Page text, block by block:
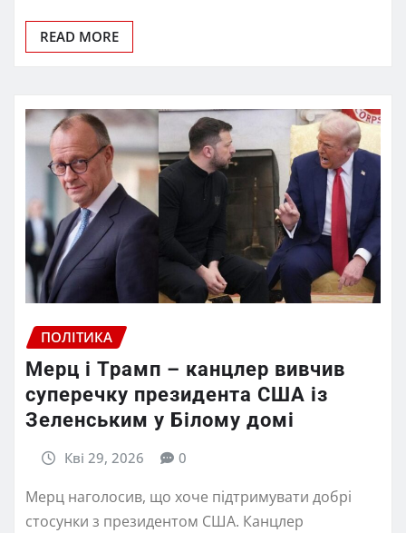
READ MORE
ПОЛІТИКА
Мерц і Трамп – канцлер вивчив
суперечку президента США із
Зеленським у Білому домі
Кві 29, 2026 0
Мерц наголосив, що хоче підтримувати добрі
стосунки з президентом США. Канцлер